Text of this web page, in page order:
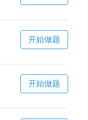
开始做题
开始做题